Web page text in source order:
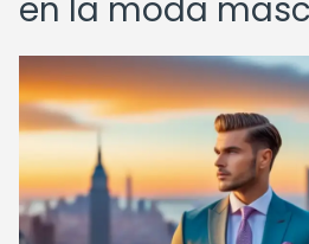
en la moda